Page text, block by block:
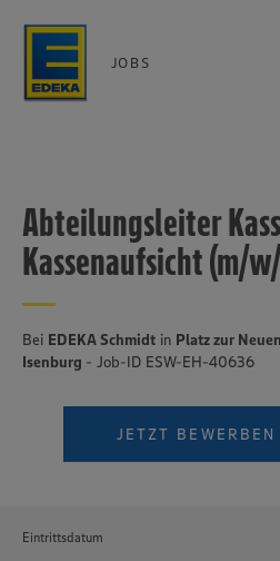
JOBS
Abteilungsleiter
Kassenaufsicht (m/
Bei EDEKA Schmidt in Platz zur
Isenburg - Job-ID ESW-EH-40636
JETZT BEWERBEN
Eintrittsdatum